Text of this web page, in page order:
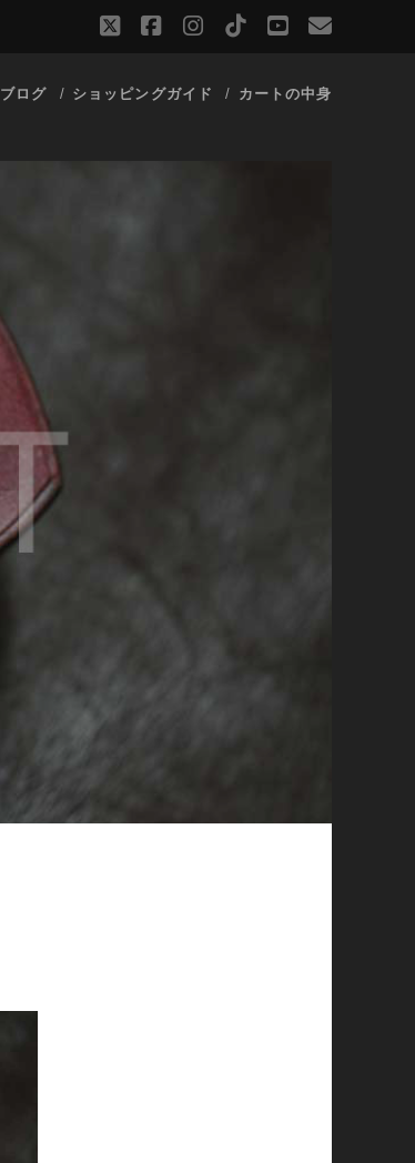
twitterfacebookinstagram
tiktokyoutube
email
ブログ ショッピングガイド カートの中身